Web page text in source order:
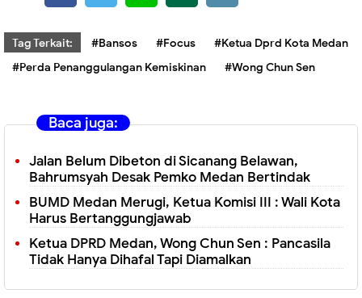
Tag Terkait: #Bansos #Focus
#Ketua Dprd Kota Medan
#Perda Penanggulangan Kemiskinan
#Wong Chun Sen
Baca juga:
Jalan Belum Dibeton di Sicanang Belawan,
Bahrumsyah Desak Pemko Medan Bertindak
BUMD Medan Merugi, Ketua Komisi III : Wali Kota
Harus Bertanggungjawab
Ketua DPRD Medan, Wong Chun Sen : Pancasila
Tidak Hanya Dihafal Tapi Diamalkan